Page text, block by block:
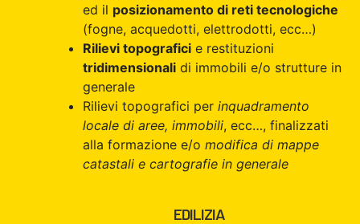
ed il posizionamento di reti tecnologiche
(fogne, acquedotti, elettrodotti, ecc…)
Rilievi topografici e restituzioni
tridimensionali di immobili e/o strutture in
generale
Rilievi topografici per inquadramento
locale di aree, immobili, ecc…, finalizzati
alla formazione e/o modifica di mappe
catastali e cartografie in generale
EDILIZIA